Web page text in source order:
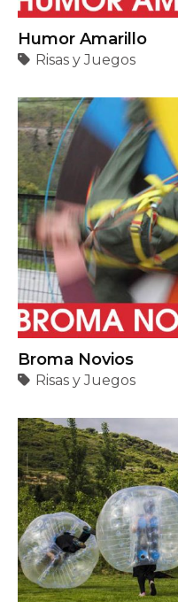
Humor Amarillo
Risas y Juegos
Broma Novios
Risas y Juegos